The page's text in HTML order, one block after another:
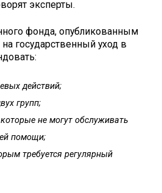
эксперты.
фонда, опубликованным
государственный уход в
действий;
групп;
не могут обслуживать
помощи;
требуется регулярный